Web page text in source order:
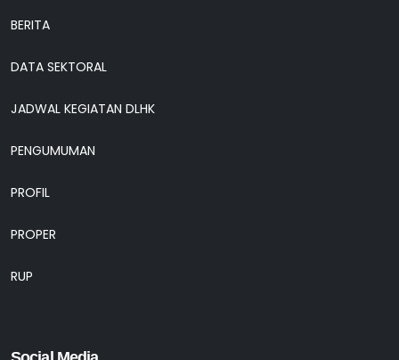
BERITA
DATA SEKTORAL
JADWAL KEGIATAN DLHK
PENGUMUMAN
PROFIL
PROPER
RUP